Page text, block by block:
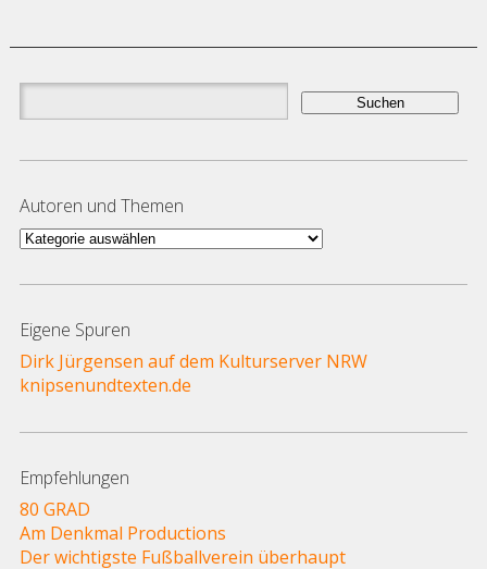
Suchen
nach:
Autoren und Themen
Autoren
Themen
Eigene Spuren
Dirk Jürgensen auf dem Kulturserver NRW
knipsenundtexten.de
Empfehlungen
80 GRAD
Am Denkmal Productions
Der wichtigste Fußballverein überhaupt